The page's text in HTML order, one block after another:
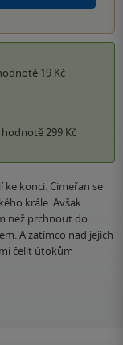
19 Kč
299 Kč
konci. Cimeřan se
krále. Avšak
než prchnout do
A zatímco nad jejich
čelit útokům